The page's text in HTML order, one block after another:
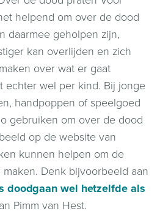
helpend om over de dood
daarmee geholpen zijn,
kan overlijden en zich
over wat er gaat
echter wel per kind. Bij jonge
handpoppen of speelgoed
gebruiken om over de dood
op de website van
kunnen helpen om de
Denk bijvoorbeeld aan
doodgaan wel hetzelfde als
Pimm van Hest.